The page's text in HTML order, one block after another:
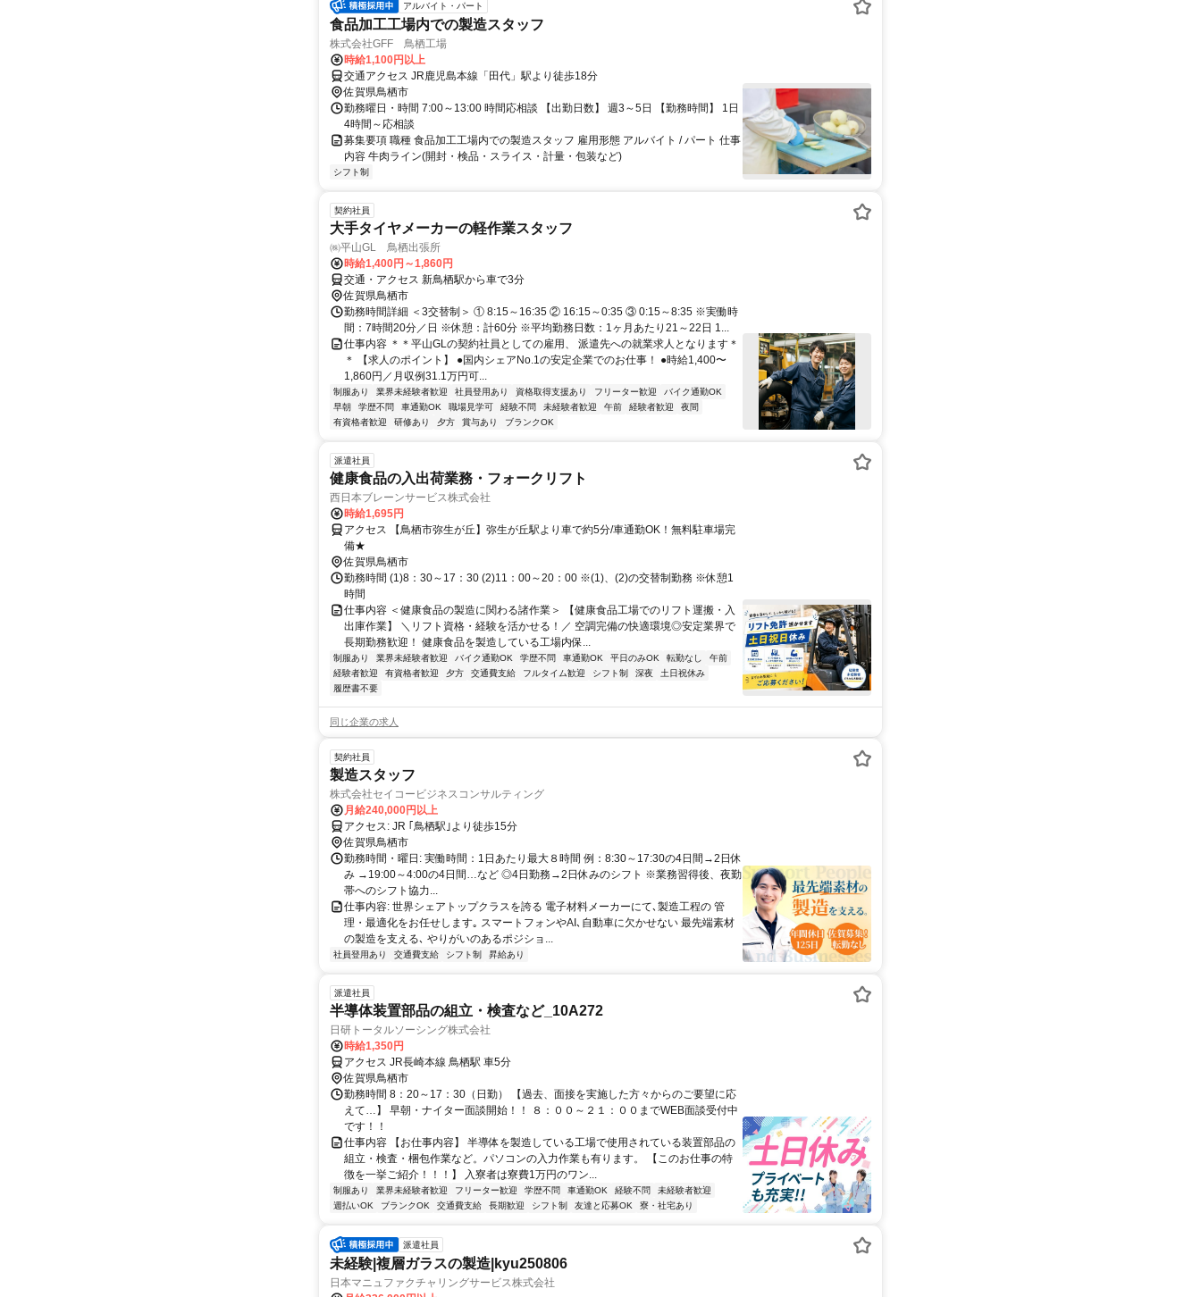
アルバイト・パート
食品加工工場内での製造スタッフ
株式会社GFF 鳥栖工場
時給1,100円以上
交通アクセス JR鹿児島本線「田代」駅より徒歩18分
佐賀県鳥栖市
勤務曜日・時間 7:00～13:00 時間応相談 【出勤日数】 週3～5日 【勤務時間】 1日
4時間～応相談
募集要項 職種 食品加工工場内での製造スタッフ 雇用形態 アルバイト / パート 仕事
内容 牛肉ライン(開封・検品・スライス・計量・包装など)
シフト制
契約社員
大手タイヤメーカーの軽作業スタッフ
㈱平山GL 鳥栖出張所
時給1,400円～1,860円
交通・アクセス 新鳥栖駅から車で3分
佐賀県鳥栖市
勤務時間詳細 ＜3交替制＞ ① 8:15～16:35 ② 16:15～0:35 ③ 0:15～8:35 ※実働時
間：7時間20分／日 ※休憩：計60分 ※平均勤務日数：1ヶ月あたり21～22日 1...
仕事内容 ＊＊平山GLの契約社員としての雇用、 派遣先への就業求人となります＊
＊ 【求人のポイント】 ●国内シェアNo.1の安定企業でのお仕事！ ●時給1,400〜
1,860円／月収例31.1万円可...
制服あり 業界未経験者歓迎 社員登用あり 資格取得支援あり フリーター歓迎
バイク通勤OK
早朝
学歴不問 車通勤OK 職場見学可 経験不問 未経験者歓迎 午前 経験者歓迎
夜間
有資格者歓迎
研修あり 夕方 賞与あり ブランクOK
派遣社員
健康食品の入出荷業務・フォークリフト
西日本ブレーンサービス株式会社
時給1,695円
アクセス 【鳥栖市弥生が丘】弥生が丘駅より車で約5分/車通勤OK！無料駐車場完
備★
佐賀県鳥栖市
勤務時間 (1)8：30～17：30 (2)11：00～20：00 ※(1)、(2)の交替制勤務 ※休憩1
時間
仕事内容 ＜健康食品の製造に関わる諸作業＞ 【健康食品工場でのリフト運搬・入
出庫作業】 ＼リフト資格・経験を活かせる！／ 空調完備の快適環境◎安定業界で
長期勤務歓迎！ 健康食品を製造している工場内保...
制服あり 業界未経験者歓迎 バイク通勤OK 学歴不問 車通勤OK 平日のみOK 転勤なし
午前
経験者歓迎
有資格者歓迎 夕方 交通費支給 フルタイム歓迎 シフト制 深夜
土日祝休み
履歴書不要
同じ企業の求人
契約社員
製造スタッフ
株式会社セイコービジネスコンサルティング
月給240,000円以上
アクセス: JR ｢鳥栖駅｣より徒歩15分
佐賀県鳥栖市
勤務時間・曜日: 実働時間：1日あたり最大８時間 例：8:30～17:30の4日間→2日休
み →19:00～4:00の4日間…など ◎4日勤務→2日休みのシフト ※業務習得後、夜勤
帯へのシフト協力...
仕事内容: 世界シェアトップクラスを誇る 電子材料メーカーにて､製造工程の 管
理・最適化をお任せします｡ スマートフォンやAI､自動車に欠かせない 最先端素材
の製造を支える､ やりがいのあるポジショ...
社員登用あり 交通費支給 シフト制 昇給あり
派遣社員
半導体装置部品の組立・検査など_10A272
日研トータルソーシング株式会社
時給1,350円
アクセス JR長崎本線 鳥栖駅 車5分
佐賀県鳥栖市
勤務時間 8：20～17：30（日勤） 【過去、面接を実施した方々からのご要望に応
えて…】 早朝・ナイター面談開始！！ ８：００～２１：００までWEB面談受付中
です！！
仕事内容 【お仕事内容】 半導体を製造している工場で使用されている装置部品の
組立・検査・梱包作業など。パソコンの入力作業も有ります。 【このお仕事の特
徴を一挙ご紹介！！！】 入寮者は寮費1万円のワン...
制服あり 業界未経験者歓迎 フリーター歓迎 学歴不問 車通勤OK 経験不問
未経験者歓迎
週払いOK
ブランクOK 交通費支給 長期歓迎 シフト制 友達と応募OK 寮・社宅あり
派遣社員
未経験|複層ガラスの製造|kyu250806
日本マニュファクチャリングサービス株式会社